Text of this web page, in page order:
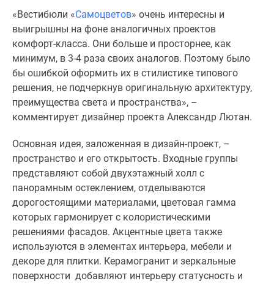
комнатные
комнатные
Квартиры
карте
Ипотечный
калькулятор
Семейная
ипотека
Военная
ипотека
Банки
«Вестибюли «Самоцветов» очень интересны и
выигрышны на фоне аналогичных проектов
комфорт-класса. Они больше и просторнее, как
минимум, в 3-4 раза своих аналогов. Поэтому было
бы ошибкой оформить их в стилистике типового
решения, не подчеркнув оригинальную архитектуру,
преимущества света и пространства», –
комментирует дизайнер проекта Александр Лютан.
Основная идея, заложенная в дизайн-проект, –
пространство и его открытость. Входные группы
представляют собой двухэтажный холл с
панорамным остеклением, отделываются
дорогостоящими материалами, цветовая гамма
которых гармонирует с колористическими
решениями фасадов. Акцентные цвета также
используются в элементах интерьера, мебели и
декоре для плитки. Керамогранит и зеркальные
поверхности добавляют интерьеру статусность и